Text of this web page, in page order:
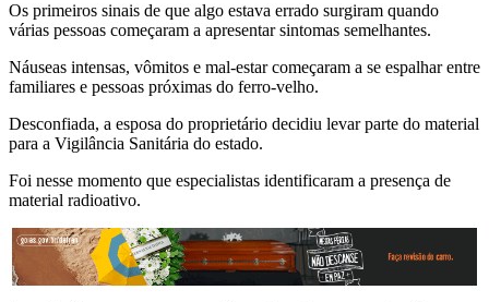
Os primeiros sinais de que algo estava errado surgiram quando
várias pessoas começaram a apresentar sintomas semelhantes.
Náuseas intensas, vômitos e mal-estar começaram a se espalhar entre
familiares e pessoas próximas do ferro-velho.
Desconfiada, a esposa do proprietário decidiu levar parte do material
para a Vigilância Sanitária do estado.
Foi nesse momento que especialistas identificaram a presença de
material radioativo.